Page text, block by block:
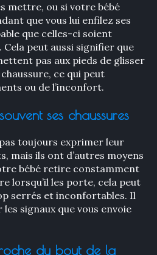
mettre, ou si votre bébé
que vous lui enfilez ses
que celles-ci soient
peut aussi signifier que
pas aux pieds de glisser
ce qui peut
ou de l’inconfort.
ses chaussures
toujours exprimer leur
mais ils ont d’autres moyens
bébé retire constamment
lorsqu’il les porte, cela peut
serrés et inconfortables. Il
signaux que vous envoie
du bout de la